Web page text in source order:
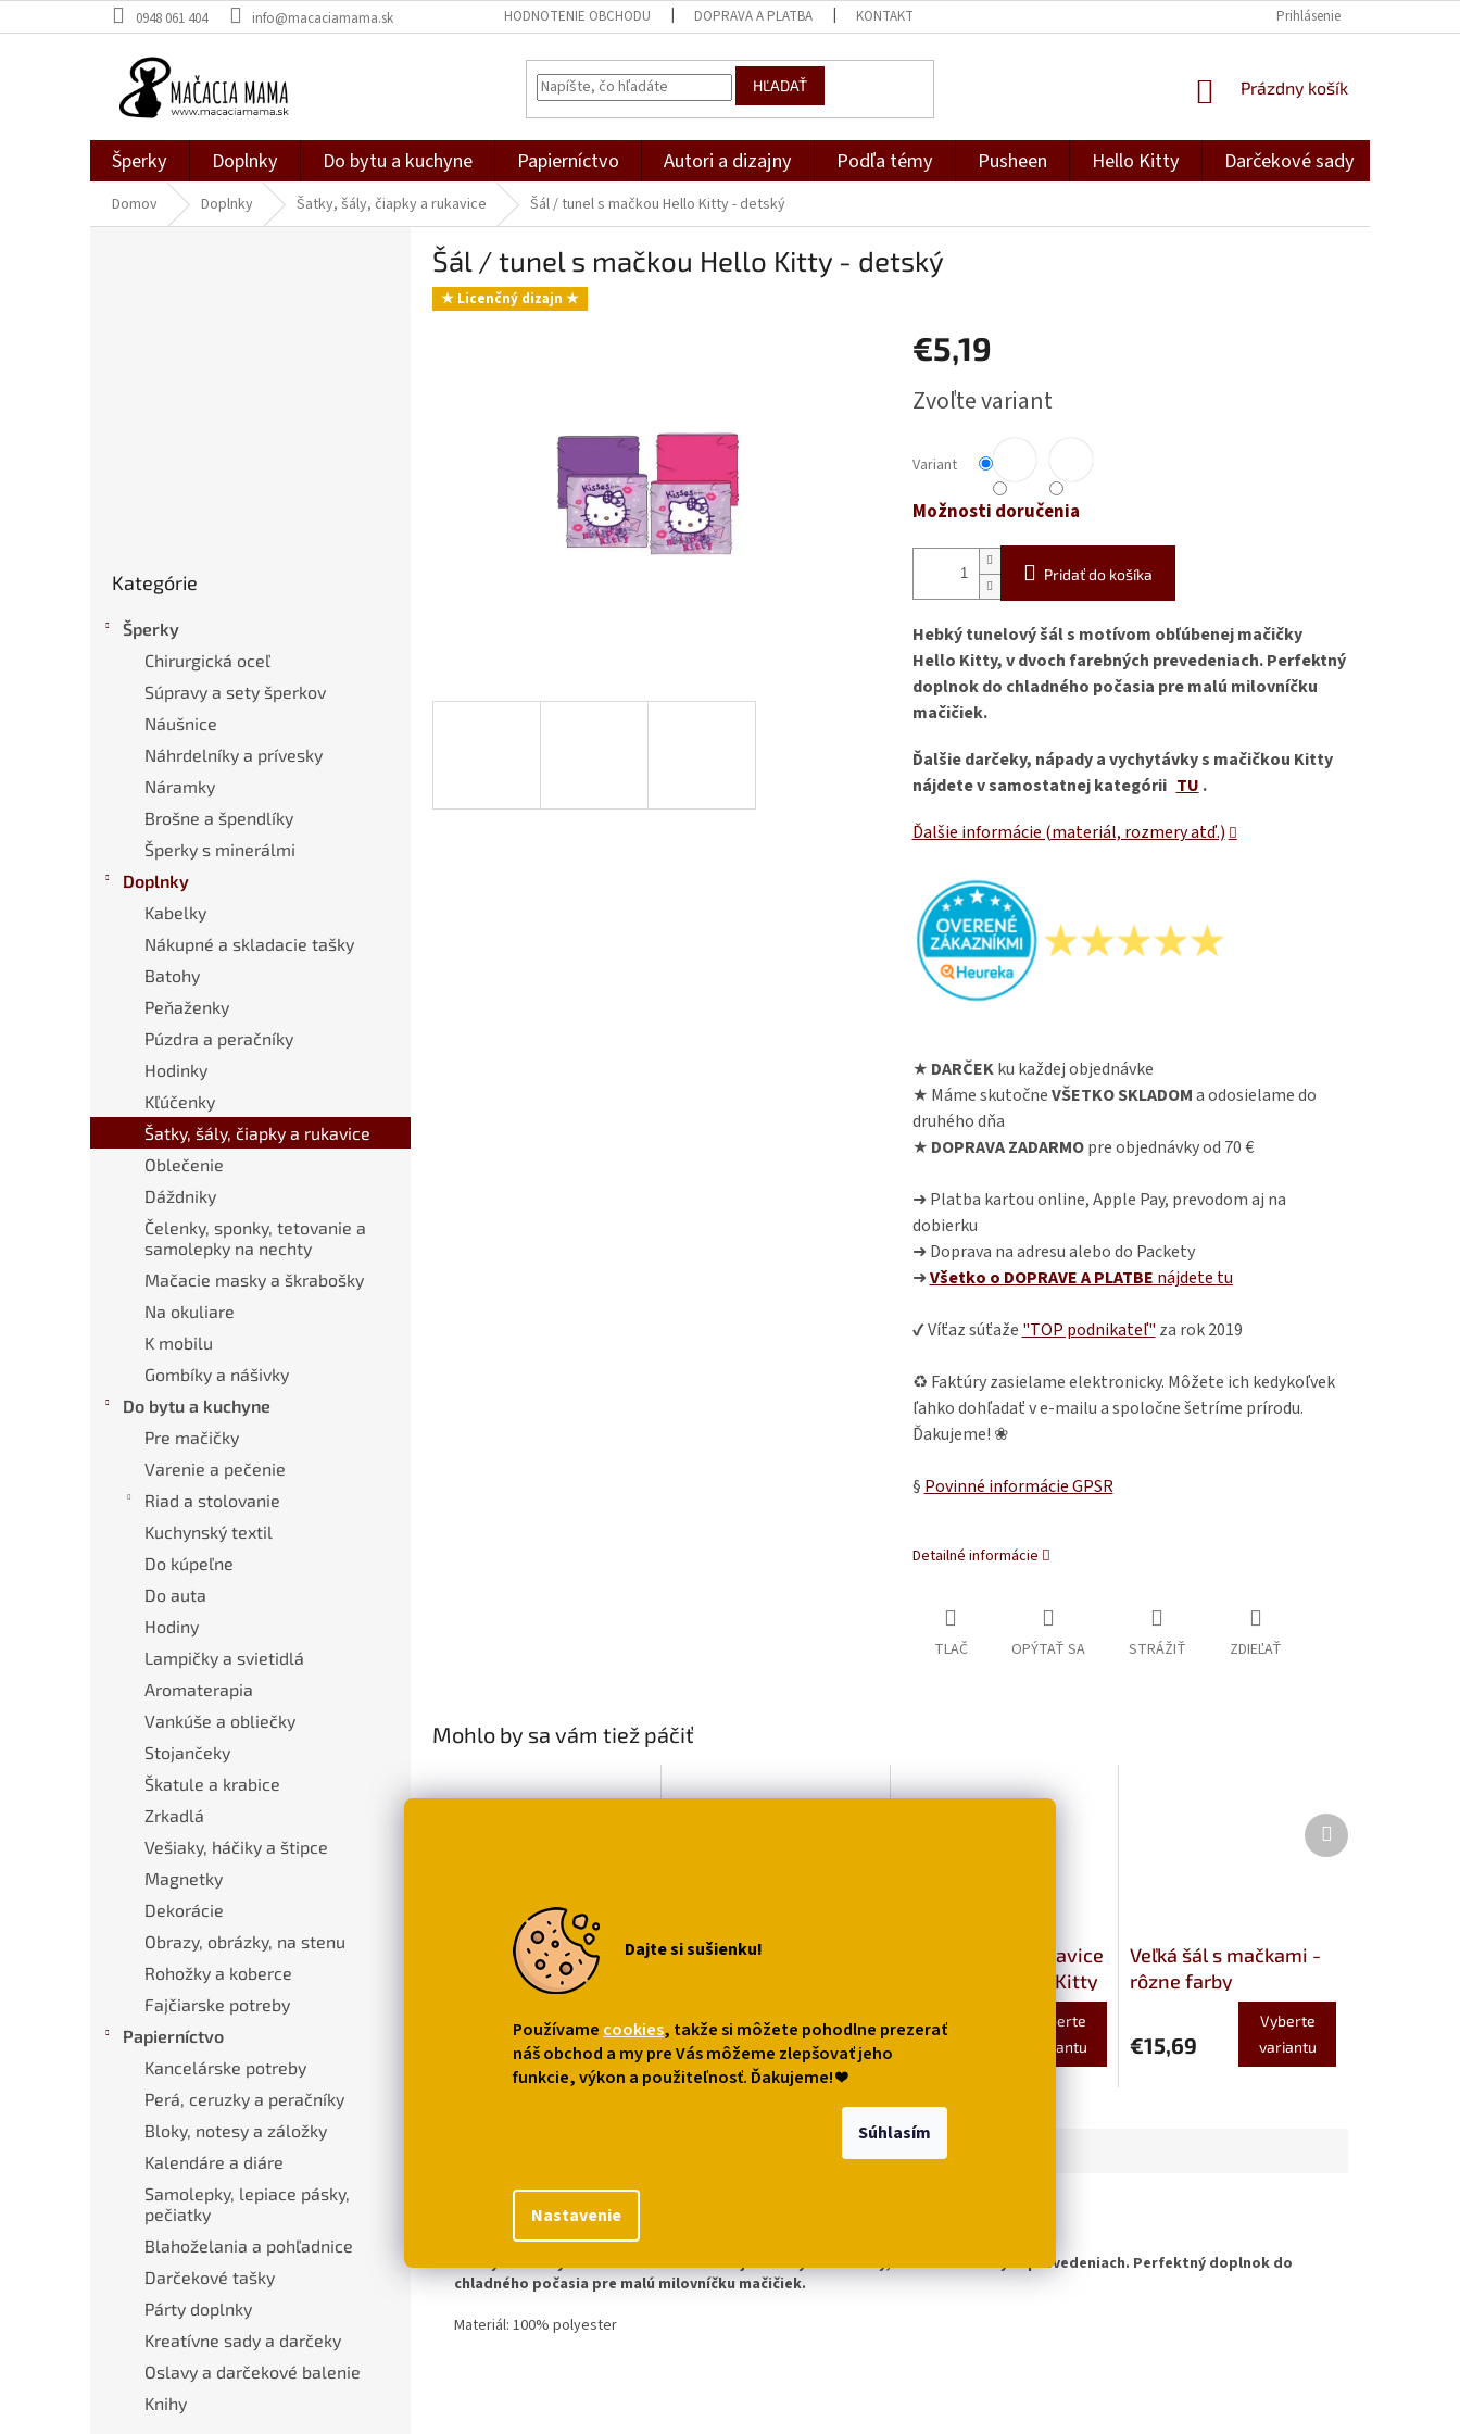
Dajte si sušienku!
Používame cookies, takže si môžete pohodlne prezerať
náš obchod a my pre Vás môžeme zlepšovať jeho
funkcie, výkon a použiteľnosť. Ďakujeme!❤
Nastavenie
Súhlasím
na
0948 061 404 info@macaciamama.sk HODNOTENIE OBCHODU DOPRAVA A PLATBA KONTAKT Prihlásenie
HĽADAŤ
NÁKUPNÝ
Prázdny košík
Šperky Doplnky Do bytu a kuchyne Papierníctvo Autori a dizajny Podľa témy Pusheen Hello Kitty Darčekové sady
Domov Doplnky Šatky, šály, čiapky a rukavice Šál / tunel s mačkou Hello Kitty - detský
kategórie
Kategórie
Šperky
Chirurgická oceľ
Súpravy a sety šperkov
Náušnice
Náhrdelníky a prívesky
Náramky
Brošne a špendlíky
Šperky s minerálmi
Doplnky
Kabelky
Nákupné a skladacie tašky
Batohy
Peňaženky
Púzdra a peračníky
Hodinky
Kľúčenky
Šatky, šály, čiapky a rukavice
Oblečenie
Dáždniky
Čelenky, sponky, tetovanie a
samolepky na nechty
Mačacie masky a škrabošky
Na okuliare
K mobilu
Gombíky a nášivky
Do bytu a kuchyne
Pre mačičky
Varenie a pečenie
Riad a stolovanie
Kuchynský textil
Do kúpeľne
Do auta
Hodiny
Lampičky a svietidlá
Aromaterapia
Vankúše a obliečky
Stojančeky
Škatule a krabice
Zrkadlá
Vešiaky, háčiky a štipce
Magnetky
Dekorácie
Obrazy, obrázky, na stenu
Rohožky a koberce
Fajčiarske potreby
Papierníctvo
Kancelárske potreby
Perá, ceruzky a peračníky
Bloky, notesy a záložky
Kalendáre a diáre
Samolepky, lepiace pásky,
pečiatky
Blahoželania a pohľadnice
Darčekové tašky
Párty doplnky
Kreatívne sady a darčeky
Oslavy a darčekové balenie
Knihy
Šál / tunel s mačkou Hello Kitty - detský
★ Licenčný dizajn ★
€5,19
cena:
Zvoľte variant
Variant
Možnosti doručenia
Pridať do košíka
Hebký tunelový šál s motívom obľúbenej mačičky
Hello Kitty, v dvoch farebných prevedeniach. Perfektný
doplnok do chladného počasia pre malú milovníčku
mačičiek.
Ďalšie darčeky, nápady a vychytávky s mačičkou Kitty
nájdete v samostatnej kategórii TU.
Ďalšie informácie (materiál, rozmery atď.)
★ DARČEKku každej objednávke
★ Máme skutočneVŠETKO SKLADOMa odosielame do
druhého dňa
★ DOPRAVA ZADARMOpre objednávky od 70 €
➜ Platba kartou online, Apple Pay, prevodom aj na
dobierku
➜ Doprava na adresu alebo do Packety
➜Všetko o DOPRAVE A PLATBE nájdete tu
✔ Víťaz súťaže "TOP podnikateľ" za rok 2019
♻ Faktúry zasielame elektronicky. Môžete ich kedykoľvek
ľahko dohľadať v e-mailu a spoločne šetríme prírodu.
Ďakujeme! ❀
§ Povinné informácie GPSR
Detailné informácie
TLAČ OPÝTAŤ SA STRÁŽIŤ ZDIEĽAŤ
Mohlo by sa vám tiež páčiť
Obliečky s mačičkou
Hello Kitty
Do košíka
Gulich s mačičkou
€5,99
Vyberte
variantu
Sada čiapky a rukavice
s mačičkou Hello Kitty
- 2 farby, 2 veľkosti
Vyberte
variantu
Veľká šál s mačkami -
rôzne farby
€15,69
Vyberte
variantu
Ďalší
produkt
Podrobný popis
Hebký tunelový šál s motívom obľúbenej mačičky Hello Kitty, v dvoch farebných prevedeniach. Perfektný doplnok do
chladného počasia pre malú milovníčku mačičiek.
Materiál: 100% polyester